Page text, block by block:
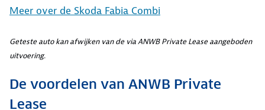
Meer over de Skoda Fabia Combi
Geteste auto kan afwijken van de via ANWB Private Lease aangeboden
uitvoering.
De voordelen van ANWB Private
Lease